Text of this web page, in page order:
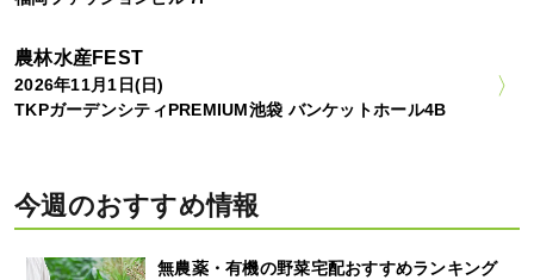
農林水産FEST
2026年11月1日(日)
TKPガーデンシティPREMIUM池袋 バンケットホール4B
今週のおすすめ情報
無農薬・有機の野菜宅配おすすめランキング